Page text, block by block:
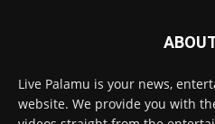
Live Palamu is your news,
website. We provide you with